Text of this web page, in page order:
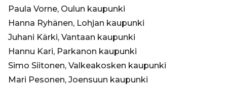
Paula Vorne, Oulun kaupunki
Hanna Ryhänen, Lohjan kaupunki
Juhani Kärki, Vantaan kaupunki
Hannu Kari, Parkanon kaupunki
Simo Siitonen, Valkeakosken kaupunki
Mari Pesonen, Joensuun kaupunki